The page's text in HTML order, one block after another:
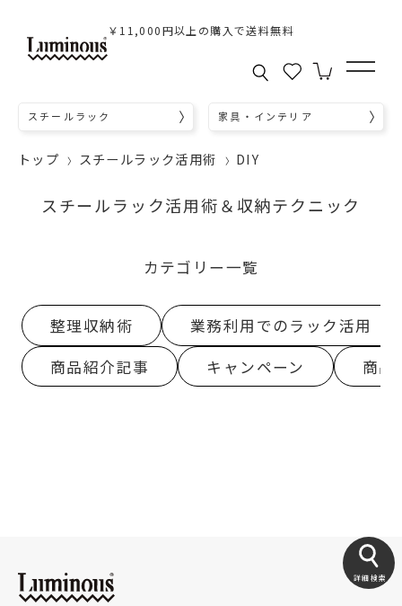
￥11,000円以上の購入で送料無料
スチールラック 家具・インテリア
トップ スチールラック活用術 DIY
スチールラック活用術＆収納テクニック
カテゴリー一覧
整理収納術
業務利用でのラック活用
商品紹介記事
キャンペーン 商品
詳細検索